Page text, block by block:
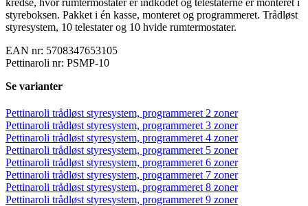
styreboksen. Pakket i én kasse, monteret og programmeret. Trådløst
styresystem, 10 telestater og 10 hvide rumtermostater.
EAN nr: 5708347653105
Pettinaroli nr: PSMP-10
Se varianter
Pettinaroli trådløst styresystem, programmeret 2 zoner
Pettinaroli trådløst styresystem, programmeret 3 zoner
Pettinaroli trådløst styresystem, programmeret 4 zoner
Pettinaroli trådløst styresystem, programmeret 5 zoner
Pettinaroli trådløst styresystem, programmeret 6 zoner
Pettinaroli trådløst styresystem, programmeret 7 zoner
Pettinaroli trådløst styresystem, programmeret 8 zoner
Pettinaroli trådløst styresystem, programmeret 9 zoner